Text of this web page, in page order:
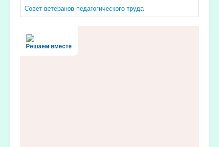
Совет ветеранов педагогического труда
Решаем вместе